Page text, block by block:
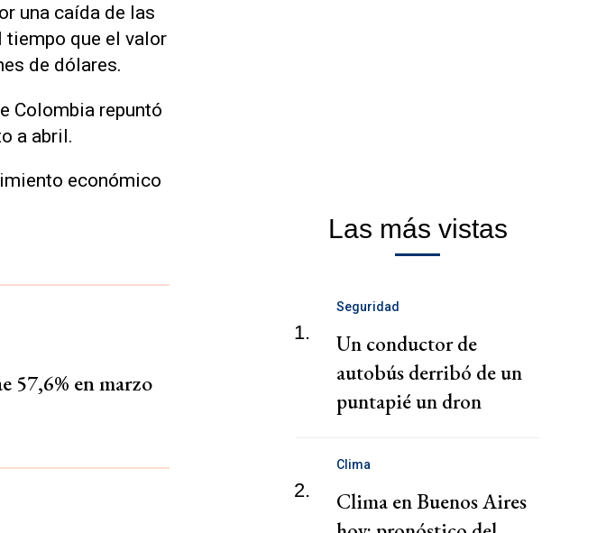
una caída de las
tiempo que el valor
de dólares.
Colombia repuntó
a abril.
económico
57,6% en marzo
Las más vistas
1.
Seguridad
Un conductor de
autobús derribó de un
puntapié un dron
aeropuerto alemán
2.
Clima
Clima en Buenos Aires